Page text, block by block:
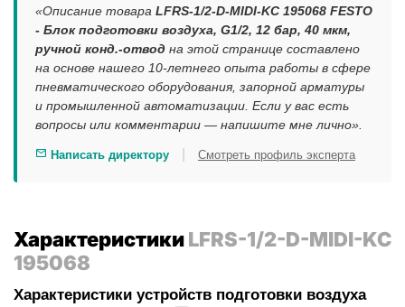
«Описание товара LFRS-1/2-D-MIDI-KC 195068 FESTO
- Блок подготовки воздуха, G1/2, 12 бар, 40 мкм,
ручной конд.-отвод на этой странице составлено
на основе нашего 10-летнего опыта работы в сфере
пневматического оборудования, запорной арматуры
и промышленной автоматизации. Если у вас есть
вопросы или комментарии — напишите мне лично».
Написать директору Смотреть профиль эксперта
ХарактеристикиLFRS-1/2-D-MIDI-KC
195068
Характеристики устройств подготовки воздуха